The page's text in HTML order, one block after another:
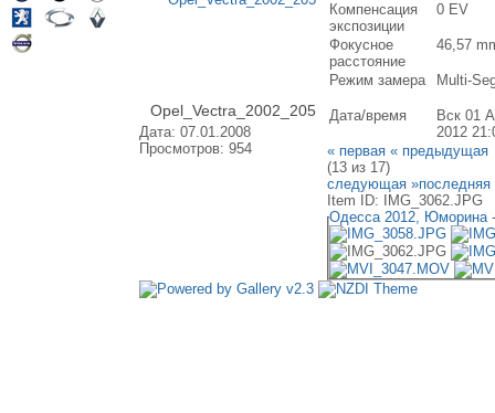
Opel_Vectra_2002_205
Дата: 07.01.2008
Просмотров: 954
Компенсация
экспозиции
0 EV
Фокусное
расстояние
46,57
Режим замера Multi-
Дата/время
Вск 01
2012
« первая « предыдущая
(13 из 17)
следующая »последняя
Item ID: IMG_3062.JPG
Одесса 2012, Юморина